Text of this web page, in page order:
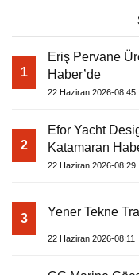
1
Eriş Pervane
Haber’de
22 Haziran 2026-08:45
2
Efor Yacht
Katamaran
22 Haziran 2026-08:29
3 Yener Tekne
22 Haziran 2026-08:11